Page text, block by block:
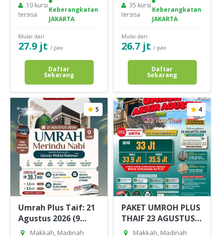
10 kursi
tersisa
Keberangkatan
JAKARTA
Mulai dari
27.9 jt / pax
Daftar
Sekarang
35 kursi
tersisa
Keberangkatan
JAKARTA
Mulai dari
26.7 jt / pax
Daftar
Sekarang
5
Umrah Plus Taif: 21
Agustus 2026 (9
Hari)Makkah, Madinah
4
PAKET UMROH PLUS
THAIF 23 AGUSTUS
2026Makkah, Madinah